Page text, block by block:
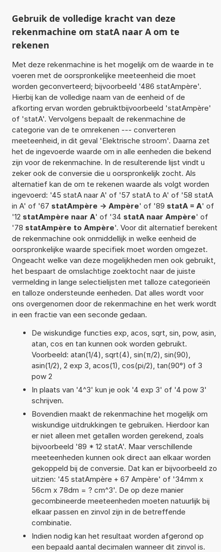
Gebruik de volledige kracht van deze
rekenmachine om statA naar A om te
rekenen
Met deze rekenmachine is het mogelijk om de waarde in te
voeren met de oorspronkelijke meeteenheid die moet
worden geconverteerd; bijvoorbeeld '486 statAmpère'.
Hierbij kan de volledige naam van de eenheid of de
afkorting ervan worden gebruiktbijvoorbeeld 'statAmpère'
of 'statA'. Vervolgens bepaalt de rekenmachine de
categorie van de te omrekenen --- converteren
meeteenheid, in dit geval 'Elektrische stroom'. Daarna zet
het de ingevoerde waarde om in alle eenheden die bekend
zijn voor de rekenmachine. In de resulterende lijst vindt u
zeker ook de conversie die u oorspronkelijk zocht. Als
alternatief kan de om te rekenen waarde als volgt worden
ingevoerd: '45 statA naar A' of '57 statA to A' of '58 statA
in A' of '67 statAmpère -> Ampère' of '89 statA = A' of
'12 statAmpère naar A' of '34 statA naar Ampère' of
'78 statAmpère to Ampère'. Voor dit alternatief berekent
de rekenmachine ook onmiddellijk in welke eenheid de
oorspronkelijke waarde specifiek moet worden omgezet.
Ongeacht welke van deze mogelijkheden men ook gebruikt,
het bespaart de omslachtige zoektocht naar de juiste
vermelding in lange selectielijsten met talloze categorieën
en talloze ondersteunde eenheden. Dat alles wordt voor
ons overgenomen door de rekenmachine en het werk wordt
in een fractie van een seconde gedaan.
De wiskundige functies exp, acos, sqrt, sin, pow, asin,
atan, cos en tan kunnen ook worden gebruikt.
Voorbeeld: atan(1/4), sqrt(4), sin(π/2), sin(90),
asin(1/2), 2 exp 3, acos(1), cos(pi/2), tan(90°) of 3
pow 2
In plaats van '4^3' kun je ook '4 exp 3' of '4 pow 3'
schrijven.
Bovendien maakt de rekenmachine het mogelijk om
wiskundige uitdrukkingen te gebruiken. Hierdoor kan
er niet alleen met getallen worden gerekend, zoals
bijvoorbeeld '89 * 12 statA'. Maar verschillende
meeteenheden kunnen ook direct aan elkaar worden
gekoppeld bij de conversie. Dat kan er bijvoorbeeld zo
uitzien: '45 statAmpère + 67 Ampère' of '34mm x
56cm x 78dm = ? cm^3'. De op deze manier
gecombineerde meeteenheden moeten natuurlijk bij
elkaar passen en zinvol zijn in de betreffende
combinatie.
Indien nodig kan het resultaat worden afgerond op
een bepaald aantal decimalen wanneer dit zinvol is.